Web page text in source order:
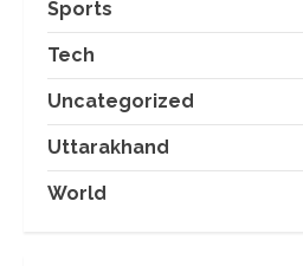
Sports
Tech
Uncategorized
Uttarakhand
World